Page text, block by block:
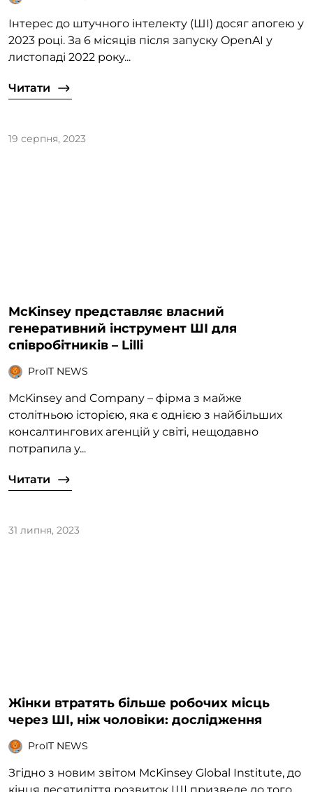
Інтерес до штучного інтелекту (ШІ) досяг апогею у
2023 році. За 6 місяців після запуску OpenAI у
листопаді 2022 року...
Читати
19 серпня, 2023
McKinsey представляє власний
генеративний інструмент ШІ для
співробітників – Lilli
ProIT NEWS
McKinsey and Company – фірма з майже
столітньою історією, яка є однією з найбільших
консалтингових агенцій у світі, нещодавно
потрапила у...
Читати
31 липня, 2023
Жінки втратять більше робочих місць
через ШІ, ніж чоловіки: дослідження
ProIT NEWS
Згідно з новим звітом McKinsey Global Institute, до
кінця десятиліття розвиток ШІ призведе до того,